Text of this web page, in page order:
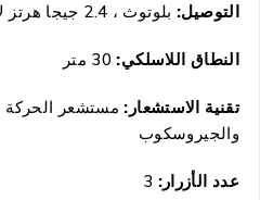
التوصيل:بلوتوث ، 2.4 جيجا هرتز لا سلكي ،
النطاق اللاسلكي:30 متر
تقنية الاستشعار: مستشعر الحركة
والجيروسكوب
عدد الأزرار: 3